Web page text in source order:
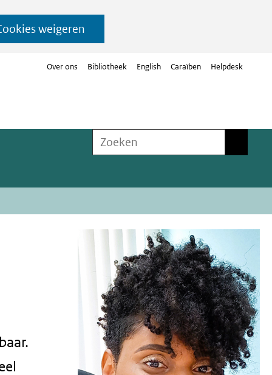
weigeren
Over ons Bibliotheek English Caraïben Helpdesk
Zoeken